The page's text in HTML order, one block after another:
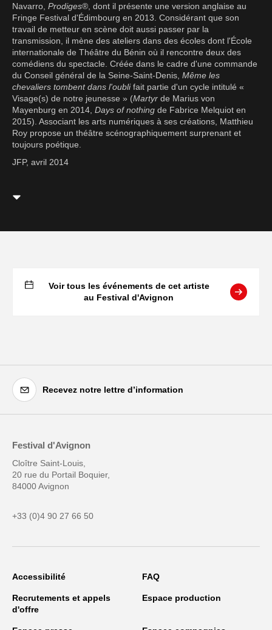
Navarro, Prodiges®, dont il présente une version anglaise au
Fringe Festival d'Édimbourg en 2013. Considérant que son
travail de metteur en scène doit aussi passer par la
transmission, il mène des ateliers dans des écoles dont l'École
internationale de Théâtre du Bénin où il rencontre deux des
comédiens du spectacle. Créée dans le cadre d'une commande
du Conseil général de la Seine-Saint-Denis, Même les
chevaliers tombent dans l'oublifait partie d'un cycle intitulé «
Visage(s) de notre jeunesse » (Martyr de Marius von
Mayenburg en 2014, Days of nothing de Fabrice Melquiot en
2015). Associant les arts numériques à ses créations, Matthieu
Roy propose un théâtre scénographiquement surprenant et
toujours poétique.
JFP, avril 2014
Voir tous les événements de cet artiste
au Festival d'Avignon
Recevez notre lettre d’information
Festival d'Avignon
Cloître Saint-Louis,
20 rue du Portail Boquier,
84000 Avignon
+33 (0)4 90 27 66 50
Accessibilité FAQ
Recrutements et appels
d'offre
Espace production